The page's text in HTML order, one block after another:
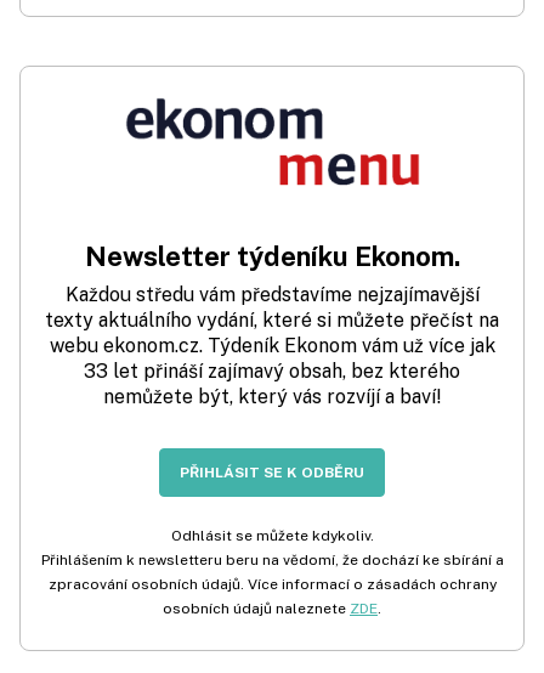
Newsletter týdeníku Ekonom.
Každou středu vám představíme nejzajímavější
texty aktuálního vydání, které si můžete přečíst na
webu ekonom.cz. Týdeník Ekonom vám už více jak
33 let přináší zajímavý obsah, bez kterého
nemůžete být, který vás rozvíjí a baví!
PŘIHLÁSIT SE K ODBĚRU
Odhlásit se můžete kdykoliv.
Přihlášením k newsletteru beru na vědomí, že dochází ke sbírání a
zpracování osobních údajů. Více informací o zásadách ochrany
osobních údajů naleznete ZDE.